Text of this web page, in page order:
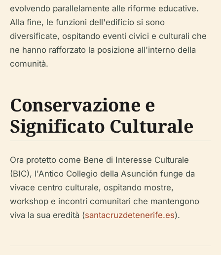
evolvendo parallelamente alle riforme educative.
Alla fine, le funzioni dell'edificio si sono
diversificate, ospitando eventi civici e culturali che
ne hanno rafforzato la posizione all'interno della
comunità.
Conservazione e
Significato Culturale
Ora protetto come Bene di Interesse Culturale
(BIC), l'Antico Collegio della Asunción funge da
vivace centro culturale, ospitando mostre,
workshop e incontri comunitari che mantengono
viva la sua eredità (santacruzdetenerife.es).